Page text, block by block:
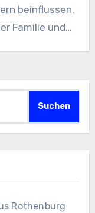
beinflussen.
Familie und
Rothenburg